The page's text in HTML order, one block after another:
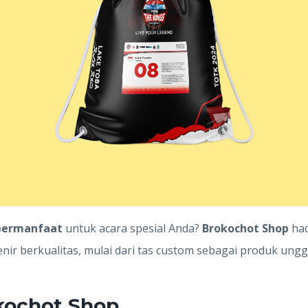
untuk acara spesial Anda? Brokochot Shop
berkualitas, mulai dari tas custom sebagai produk